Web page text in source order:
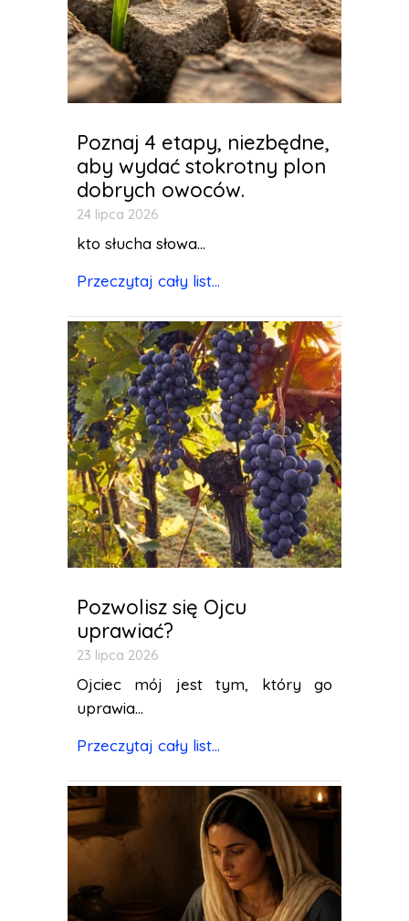
Poznaj 4 etapy, niezbędne,
aby wydać stokrotny plon
dobrych owoców.
24 lipca 2026
kto słucha słowa...
Przeczytaj cały list...
Pozwolisz się Ojcu
uprawiać?
23 lipca 2026
Ojciec mój jest tym, który go
uprawia...
Przeczytaj cały list...